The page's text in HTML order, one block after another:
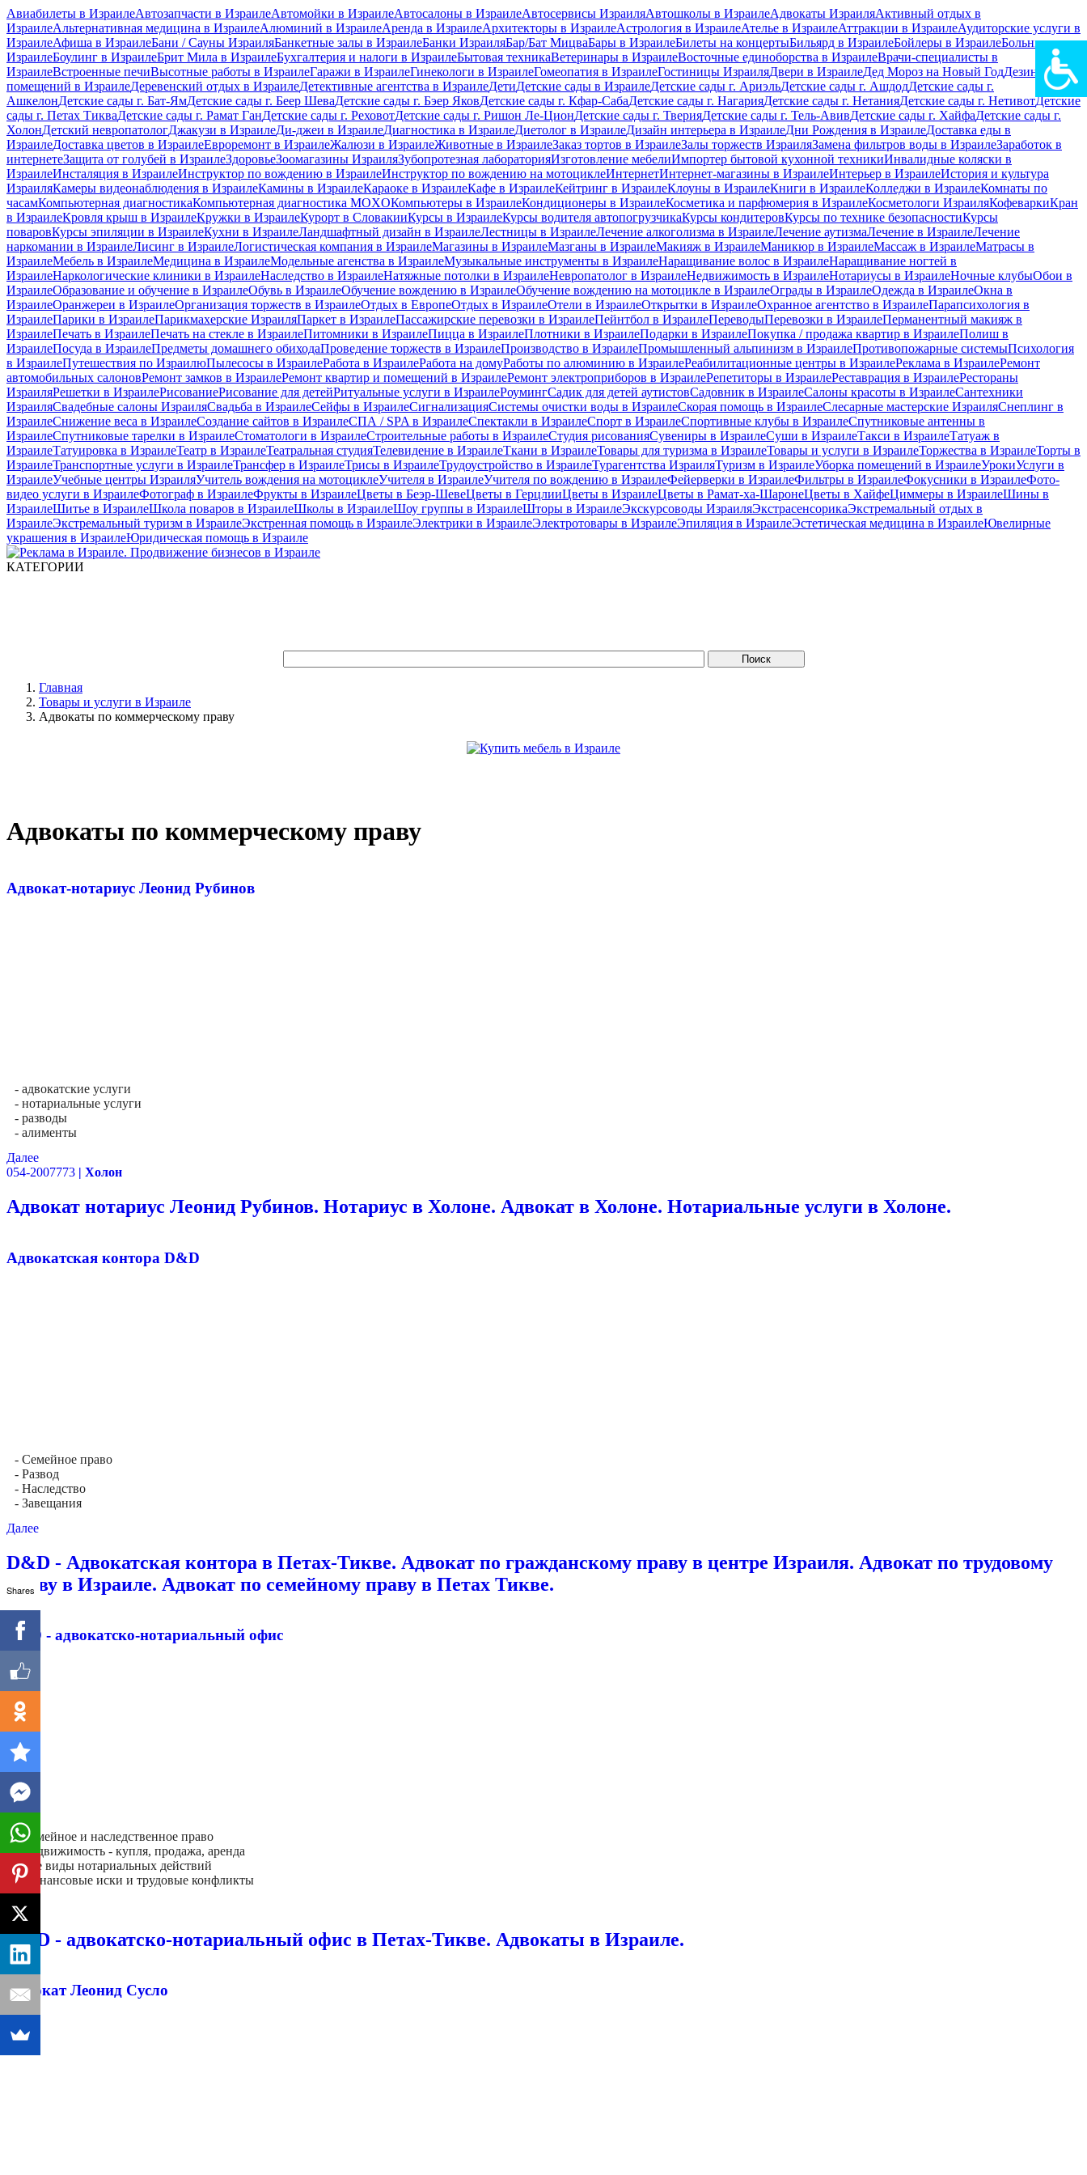
Авиабилеты в ИзраилеАвтозапчасти в ИзраилеАвтомойки в ИзраилеАвтосалоны в ИзраилеАвтосервисы ИзраиляАвтошколы в ИзраилеАдвокаты ИзраиляАктивный отдых в
ИзраилеАльтернативная медицина в ИзраилеАлюминий в ИзраилеАренда в ИзраилеАрхитекторы в ИзраилеАстрология в ИзраилеАтелье в ИзраилеАттракции в ИзраилеАудиторские услуги в
ИзраилеАфиша в ИзраилеБани / Сауны ИзраиляБанкетные залы в ИзраилеБанки ИзраиляБар/Бат МицваБары в ИзраилеБилеты на концертыБильярд в ИзраилеБойлеры в ИзраилеБольницы в
ИзраилеБоулинг в ИзраилеБрит Мила в ИзраилеБухгалтерия и налоги в ИзраилеБытовая техникаВетеринары в ИзраилеВосточные единоборства в ИзраилеВрачи-специалисты в
ИзраилеВстроенные печиВысотные работы в ИзраилеГаражи в ИзраилеГинекологи в ИзраилеГомеопатия в ИзраилеГостиницы ИзраиляДвери в ИзраилеДед Мороз на Новый ГодДезинфекция
помещений в ИзраилеДеревенский отдых в ИзраилеДетективные агентства в ИзраилеДетиДетские сады в ИзраилеДетские сады г. АриэльДетские сады г. АшдодДетские сады г.
АшкелонДетские сады г. Бат-ЯмДетские сады г. Беер ШеваДетские сады г. Бэер ЯковДетские сады г. Кфар-СабаДетские сады г. НагарияДетские сады г. НетанияДетские сады г. НетивотДетские
сады г. Петах ТикваДетские сады г. Рамат ГанДетские сады г. РеховотДетские сады г. Ришон Ле-ЦионДетские сады г. ТверияДетские сады г. Тель-АвивДетские сады г. ХайфаДетские сады г.
ХолонДетский невропатологДжакузи в ИзраилеДи-джеи в ИзраилеДиагностика в ИзраилеДиетолог в ИзраилеДизайн интерьера в ИзраилеДни Рождения в ИзраилеДоставка еды в
ИзраилеДоставка цветов в ИзраилеЕвроремонт в ИзраилеЖалюзи в ИзраилеЖивотные в ИзраилеЗаказ тортов в ИзраилеЗалы торжеств ИзраиляЗамена фильтров воды в ИзраилеЗаработок в
интернетеЗащита от голубей в ИзраилеЗдоровьеЗоомагазины ИзраиляЗубопротезная лабораторияИзготовление мебелиИмпортер бытовой кухонной техникиИнвалидные коляски в
ИзраилеИнсталяция в ИзраилеИнструктор по вождению в ИзраилеИнструктор по вождению на мотоциклеИнтернетИнтернет-магазины в ИзраилеИнтерьер в ИзраилеИстория и культура
ИзраиляКамеры видеонаблюдения в ИзраилеКамины в ИзраилеКараоке в ИзраилеКафе в ИзраилеКейтринг в ИзраилеКлоуны в ИзраилеКниги в ИзраилеКолледжи в ИзраилеКомнаты по
часамКомпьютерная диагностикаКомпьютерная диагностика MOXOКомпьютеры в ИзраилеКондиционеры в ИзраилеКосметика и парфюмерия в ИзраилеКосметологи ИзраиляКофеваркиКран
в ИзраилеКровля крыш в ИзраилеКружки в ИзраилеКурорт в СловакииКурсы в ИзраилеКурсы водителя автопогрузчикаКурсы кондитеровКурсы по технике безопасностиКурсы
поваровКурсы эпиляции в ИзраилеКухни в ИзраилеЛандшафтный дизайн в ИзраилеЛестницы в ИзраилеЛечение алкоголизма в ИзраилеЛечение аутизмаЛечение в ИзраилеЛечение
наркомании в ИзраилеЛисинг в ИзраилеЛогистическая компания в ИзраилеМагазины в ИзраилеМазганы в ИзраилеМакияж в ИзраилеМаникюр в ИзраилеМассаж в ИзраилеМатрасы в
ИзраилеМебель в ИзраилеМедицина в ИзраилеМодельные агенства в ИзраилеМузыкальные инструменты в ИзраилеНаращивание волос в ИзраилеНаращивание ногтей в
ИзраилеНаркологические клиники в ИзраилеНаследство в ИзраилеНатяжные потолки в ИзраилеНевропатолог в ИзраилеНедвижимость в ИзраилеНотариусы в ИзраилеНочные клубыОбои в
ИзраилеОбразование и обучение в ИзраилеОбувь в ИзраилеОбучение вождению в ИзраилеОбучение вождению на мотоцикле в ИзраилеОграды в ИзраилеОдежда в ИзраилеОкна в
ИзраилеОранжереи в ИзраилеОрганизация торжеств в ИзраилеОтдых в ЕвропеОтдых в ИзраилеОтели в ИзраилеОткрытки в ИзраилеОхранное агентство в ИзраилеПарапсихология в
ИзраилеПарики в ИзраилеПарикмахерские ИзраиляПаркет в ИзраилеПассажирские перевозки в ИзраилеПейнтбол в ИзраилеПереводыПеревозки в ИзраилеПерманентный макияж в
ИзраилеПечать в ИзраилеПечать на стекле в ИзраилеПитомники в ИзраилеПицца в ИзраилеПлотники в ИзраилеПодарки в ИзраилеПокупка / продажа квартир в ИзраилеПолиш в
ИзраилеПосуда в ИзраилеПредметы домашнего обиходаПроведение торжеств в ИзраилеПроизводство в ИзраилеПромышленный альпинизм в ИзраилеПротивопожарные системыПсихология
в ИзраилеПутешествия по ИзраилюПылесосы в ИзраилеРабота в ИзраилеРабота на домуРаботы по алюминию в ИзраилеРеабилитационные центры в ИзраилеРеклама в ИзраилеРемонт
автомобильных салоновРемонт замков в ИзраилеРемонт квартир и помещений в ИзраилеРемонт электроприборов в ИзраилеРепетиторы в ИзраилеРеставрация в ИзраилеРестораны
ИзраиляРешетки в ИзраилеРисованиеРисование для детейРитуальные услуги в ИзраилеРоумингСадик для детей аутистовСадовник в ИзраилеСалоны красоты в ИзраилеСантехники
ИзраиляСвадебные салоны ИзраиляСвадьба в ИзраилеСейфы в ИзраилеСигнализацияСистемы очистки воды в ИзраилеСкорая помощь в ИзраилеСлесарные мастерские ИзраиляСнеплинг в
ИзраилеСнижение веса в ИзраилеСоздание сайтов в ИзраилеСПА / SPA в ИзраилеСпектакли в ИзраилеСпорт в ИзраилеСпортивные клубы в ИзраилеСпутниковые антенны в
ИзраилеСпутниковые тарелки в ИзраилеСтоматологи в ИзраилеСтроительные работы в ИзраилеСтудия рисованияСувениры в ИзраилеСуши в ИзраилеТакси в ИзраилеТатуаж в
ИзраилеТатуировка в ИзраилеТеатр в ИзраилеТеатральная студияТелевидение в ИзраилеТкани в ИзраилеТовары для туризма в ИзраилеТовары и услуги в ИзраилеТоржества в ИзраилеТорты в
ИзраилеТранспортные услуги в ИзраилеТрансфер в ИзраилеТрисы в ИзраилеТрудоустройство в ИзраилеТурагентства ИзраиляТуризм в ИзраилеУборка помещений в ИзраилеУрокиУслуги в
ИзраилеУчебные центры ИзраиляУчитель вождения на мотоциклеУчителя в ИзраилеУчителя по вождению в ИзраилеФейерверки в ИзраилеФильтры в ИзраилеФокусники в ИзраилеФото-
видео услуги в ИзраилеФотограф в ИзраилеФрукты в ИзраилеЦветы в Беэр-ШевеЦветы в ГерцлииЦветы в ИзраилеЦветы в Рамат-ха-ШаронеЦветы в ХайфеЦиммеры в ИзраилеШины в
ИзраилеШитье в ИзраилеШкола поваров в ИзраилеШколы в ИзраилеШоу группы в ИзраилеШторы в ИзраилеЭкскурсоводы ИзраиляЭкстрасенсорикаЭкстремальный отдых в
ИзраилеЭкстремальный туризм в ИзраилеЭкстренная помощь в ИзраилеЭлектрики в ИзраилеЭлектротовары в ИзраилеЭпиляция в ИзраилеЭстетическая медицина в ИзраилеЮвелирные
украшения в ИзраилеЮридическая помощь в Израиле
КАТЕГОРИИ
Главная
Товары и услуги в Израиле
Адвокаты по коммерческому праву
Адвокаты по коммерческому праву
Адвокат-нотариус Леонид Рубинов
- адвокатские услуги
- нотариальные услуги
- разводы
- алименты
Далее
054-2007773 | Холон
Адвокат нотариус Леонид Рубинов. Нотариус в Холоне. Адвокат в Холоне. Нотариальные услуги в Холоне.
Адвокатская контора D&D
- Семейное право
- Развод
- Наследство
- Завещания
Далее
D&D - Адвокатская контора в Петах-Тикве. Адвокат по гражданскому праву в центре Израиля. Адвокат по трудовому
праву в Израиле. Адвокат по семейному праву в Петах Тикве.
D&D - адвокатско-нотариальный офис
- Семейное и наследственное право
- Недвижимость - купля, продажа, аренда
- Все виды нотариальных действий
- Финансовые иски и трудовые конфликты
Далее
D&D - адвокатско-нотариальный офис в Петах-Тикве. Адвокаты в Израиле.
Адвокат Леонид Сусло
Shares